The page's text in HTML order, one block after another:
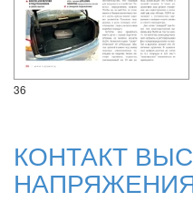
36
КОНТАКТ